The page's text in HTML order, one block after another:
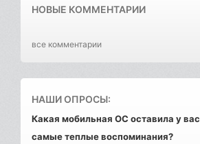
НОВЫЕ КОММЕНТАРИИ
все комментарии
НАШИ ОПРОСЫ:
Какая мобильная ОС оставила у вас
самые теплые воспоминания?